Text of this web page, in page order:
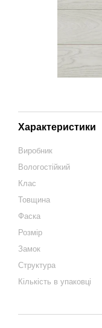
Характеристики
Виробник
Вологостійкий
Клас
Товщина
Фаска
Розмір
Замок
Структура
Кількість в упаковці